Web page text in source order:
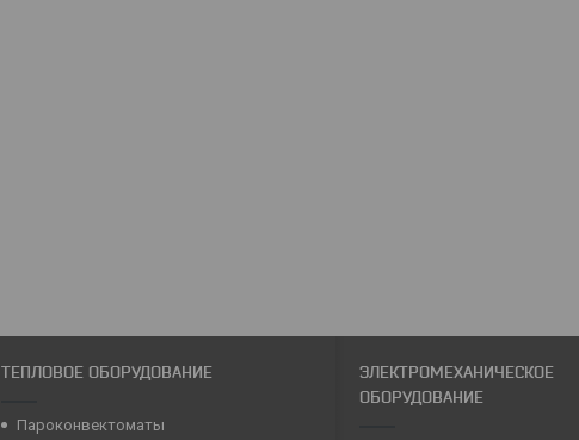
ТЕПЛОВОЕ ОБОРУДОВАНИЕ
Пароконвектоматы
ЭЛЕКТРОМЕХАНИЧЕСКОЕ
ОБОРУДОВАНИЕ